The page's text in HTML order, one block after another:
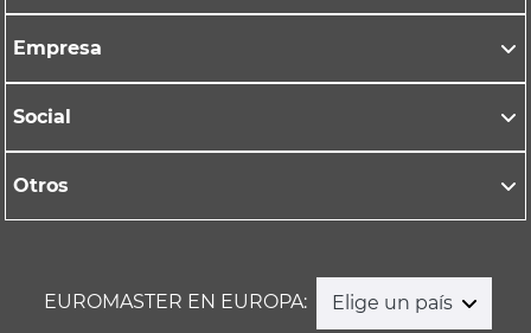
Empresa
Social
Otros
EUROMASTER EN EUROPA: Elige un país